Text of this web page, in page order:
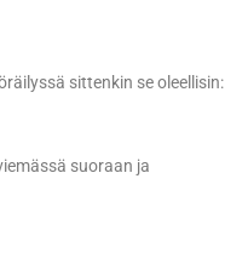
sittenkin se oleellisin:
suoraan ja